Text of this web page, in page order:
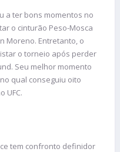
a ter bons momentos no
o cinturão Peso-Mosca
Moreno. Entretanto, o
o torneio após perder
Seu melhor momento
qual conseguiu oito
UFC.
tem confronto definidor